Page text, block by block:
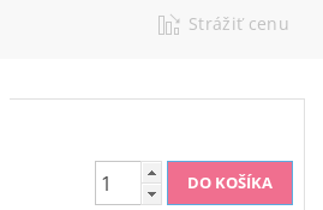
Strážiť cenu